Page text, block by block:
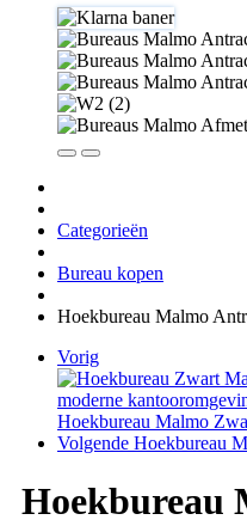
Categorieën
Bureau kopen
Hoekbureau Malmo
Vorig
Hoekbureau Malmo
Volgende Hoekbureau
Hoekbureau